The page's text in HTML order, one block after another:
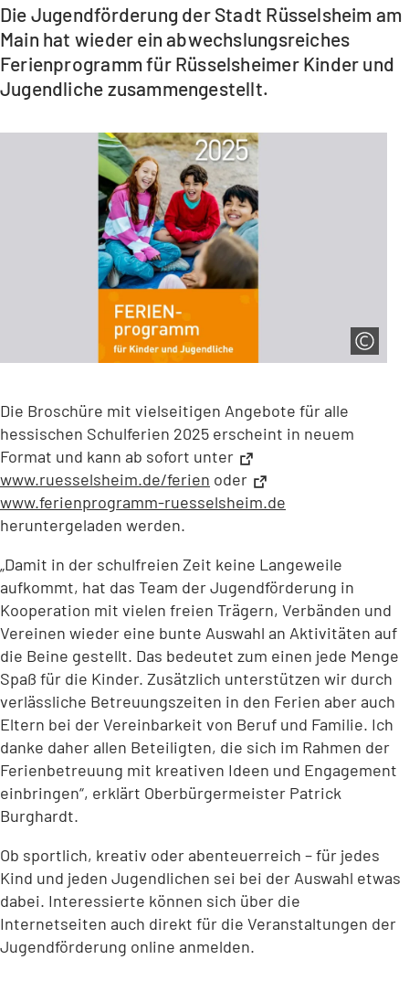
Die Jugendförderung der Stadt Rüsselsheim am
Main hat wieder ein abwechslungsreiches
Ferienprogramm für Rüsselsheimer Kinder und
Jugendliche zusammengestellt.
Die Broschüre mit vielseitigen Angebote für alle
hessischen Schulferien 2025 erscheint in neuem
Format und kann ab sofort unter
www.ruesselsheim.de/ferien
(Öffnet
in
einem
Tab)
oder
www.ferienprogramm-ruesselsheim.de
(Öffnet
in
neuen
Tab)
heruntergeladen werden.
„Damit in der schulfreien Zeit keine Langeweile
aufkommt, hat das Team der Jugendförderung in
Kooperation mit vielen freien Trägern, Verbänden und
Vereinen wieder eine bunte Auswahl an Aktivitäten auf
die Beine gestellt. Das bedeutet zum einen jede Menge
Spaß für die Kinder. Zusätzlich unterstützen wir durch
verlässliche Betreuungszeiten in den Ferien aber auch
Eltern bei der Vereinbarkeit von Beruf und Familie. Ich
danke daher allen Beteiligten, die sich im Rahmen der
Ferienbetreuung mit kreativen Ideen und Engagement
einbringen“, erklärt Oberbürgermeister Patrick
Burghardt.
Ob sportlich, kreativ oder abenteuerreich – für jedes
Kind und jeden Jugendlichen sei bei der Auswahl etwas
dabei. Interessierte können sich über die
Internetseiten auch direkt für die Veranstaltungen der
Jugendförderung online anmelden.